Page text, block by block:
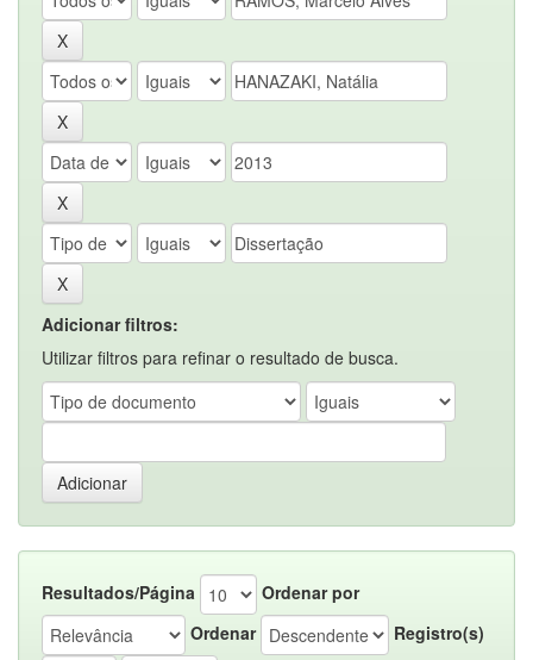
Adicionar filtros:
Utilizar filtros para refinar o resultado de busca.
Resultados/Página
Ordenar por
Ordenar
Registro(s)